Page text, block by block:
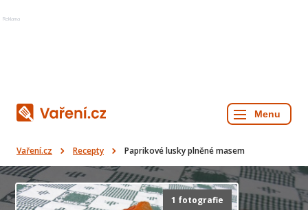
Reklama
Vaření.cz Recepty Paprikové lusky plněné masem
1 fotografie